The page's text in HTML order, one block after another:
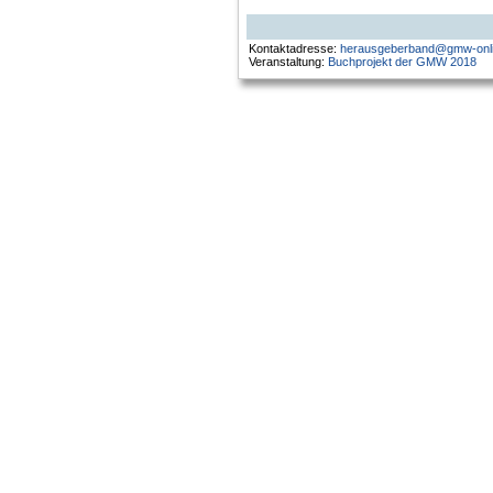
Kontaktadresse: herausgeberband@gmw-
Veranstaltung: Buchprojekt der GMW 2018